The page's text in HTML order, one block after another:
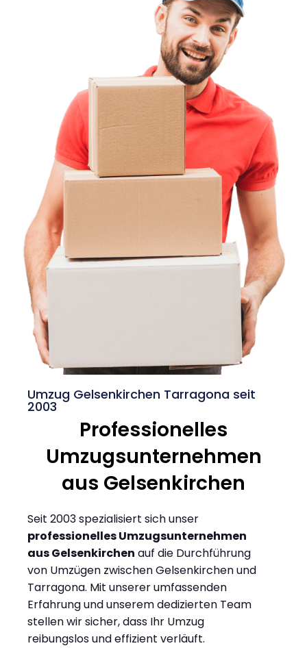
Umzug Gelsenkirchen Tarragona seit
2003
Professionelles
Umzugsunternehmen
aus Gelsenkirchen
Seit 2003 spezialisiert sich unser
professionelles Umzugsunternehmen
aus Gelsenkirchen auf die Durchführung
von Umzügen zwischen Gelsenkirchen und
Tarragona. Mit unserer umfassenden
Erfahrung und unserem dedizierten Team
stellen wir sicher, dass Ihr Umzug
reibungslos und effizient verläuft.